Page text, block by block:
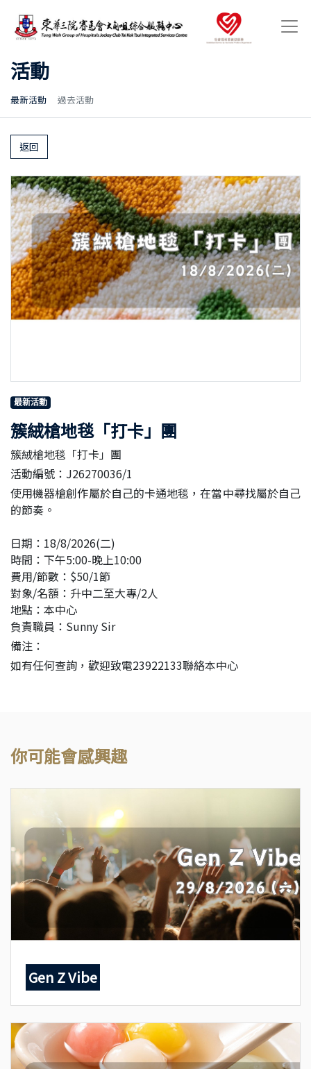
活動
最新活動 過去活動
返回
最新活動
簇絨槍地毯「打卡」團
簇絨槍地毯「打卡」團
活動編號：J26270036/1
使用機器槍創作屬於自己的卡通地毯，在當中尋找屬於自己
的節奏。
日期：18/8/2026(二)
時間：下午5:00-晚上10:00
費用/節數：$50/1節
對象/名額：升中二至大專/2人
地點：本中心
負責職員：Sunny Sir
備注：
如有任何查詢，歡迎致電23922133聯絡本中心
你可能會感興趣
Gen Z Vibe